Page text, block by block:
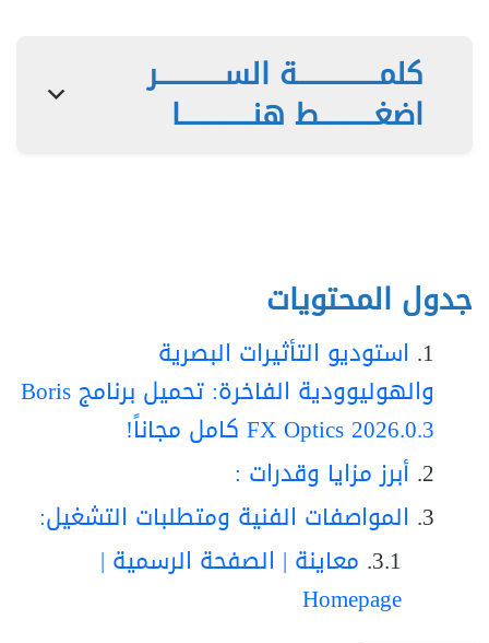
كلمـــــــــــــــة الســــــــــــر
اضغــــــــــط هنـــــــــــــا
جدول المحتويات
استوديو التأثيرات البصرية
والهوليوودية الفاخرة: تحميل برنامج Boris
FX Optics 2026.0.3 كامل مجاناً!
أبرز مزايا وقدرات :
المواصفات الفنية ومتطلبات التشغيل:
معاينة | الصفحة الرسمية |
Homepage